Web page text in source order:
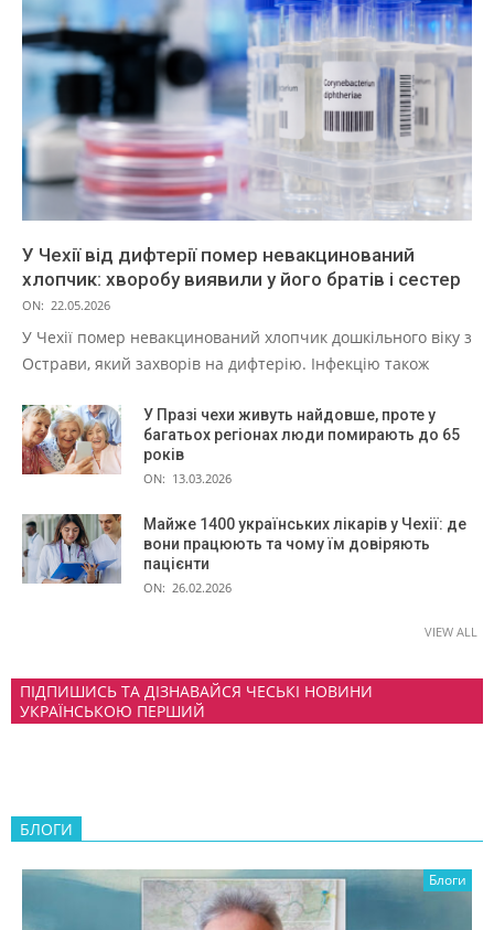
У Чехії від дифтерії помер невакцинований
хлопчик: хворобу виявили у його братів і сестер
ON: 22.05.2026
У Чехії помер невакцинований хлопчик дошкільного віку з
Острави, який захворів на дифтерію. Інфекцію також
У Празі чехи живуть найдовше, проте у
багатьох регіонах люди помирають до 65
років
ON: 13.03.2026
Майже 1400 українських лікарів у Чехії: де
вони працюють та чому їм довіряють
пацієнти
ON: 26.02.2026
VIEW ALL
ПІДПИШИСЬ ТА ДІЗНАВАЙСЯ ЧЕСЬКІ НОВИНИ
УКРАЇНСЬКОЮ ПЕРШИЙ
БЛОГИ
Блоги